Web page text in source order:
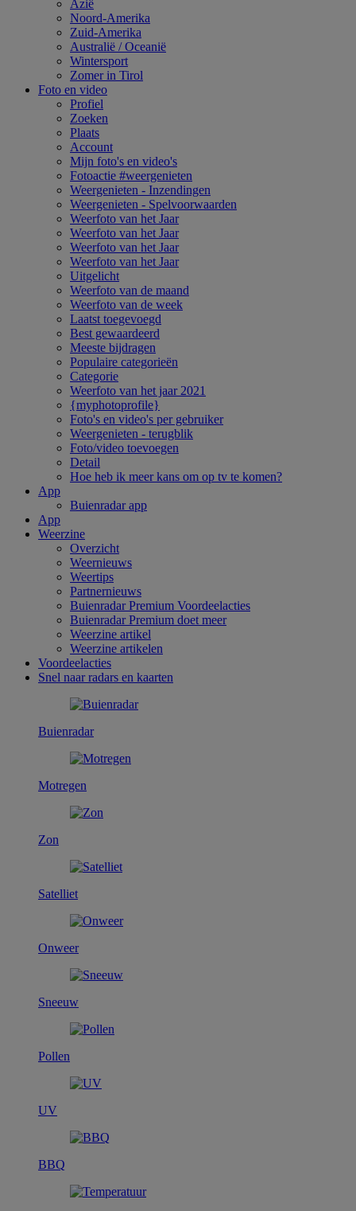
Azië
Noord-Amerika
Zuid-Amerika
Australië / Oceanië
Wintersport
Zomer in Tirol
Foto en video
Profiel
Zoeken
Plaats
Account
Mijn foto's en video's
Fotoactie #weergenieten
Weergenieten - Inzendingen
Weergenieten - Spelvoorwaarden
Weerfoto van het Jaar
Weerfoto van het Jaar
Weerfoto van het Jaar
Weerfoto van het Jaar
Uitgelicht
Weerfoto van de maand
Weerfoto van de week
Laatst toegevoegd
Best gewaardeerd
Meeste bijdragen
Populaire categorieën
Categorie
Weerfoto van het jaar 2021
{myphotoprofile}
Foto's en video's per gebruiker
Weergenieten - terugblik
Foto/video toevoegen
Detail
Hoe heb ik meer kans om op tv te komen?
App
Buienradar app
App
Weerzine
Overzicht
Weernieuws
Weertips
Partnernieuws
Buienradar Premium Voordeelacties
Buienradar Premium doet meer
Weerzine artikel
Weerzine artikelen
Voordeelacties
Snel naar radars en kaarten
Buienradar
Motregen
Zon
Satelliet
Onweer
Sneeuw
Pollen
UV
BBQ